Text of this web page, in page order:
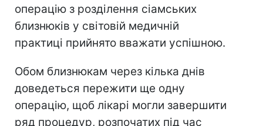
операцію з розділення сіамських
близнюків у світовій медичній
практиці прийнято вважати успішною.
Обом близнюкам через кілька днів
доведеться пережити ще одну
операцію, щоб лікарі могли завершити
ряд процедур, розпочатих під час